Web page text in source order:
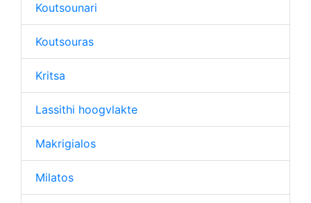
Koutsounari
Koutsouras
Kritsa
Lassithi hoogvlakte
Makrigialos
Milatos